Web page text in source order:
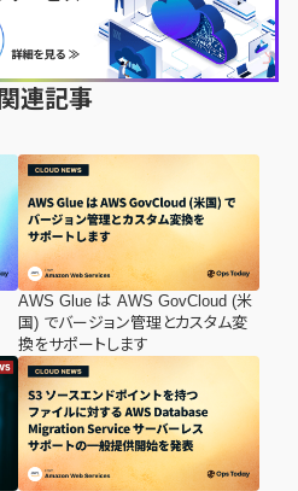
関連記事
AWS Glue は AWS GovCloud (米
国) でバージョン管理とカスタム変
換をサポートします